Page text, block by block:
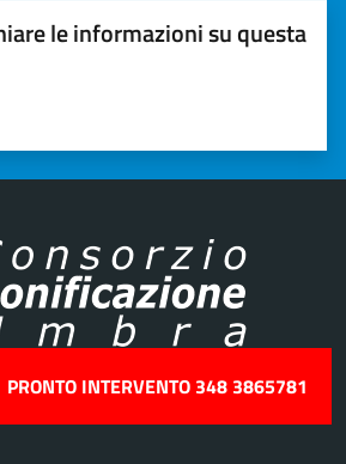
le informazioni su questa
5 stelle su 5
stelle su 5
su 5
5
PRONTO INTERVENTO 348 3865781